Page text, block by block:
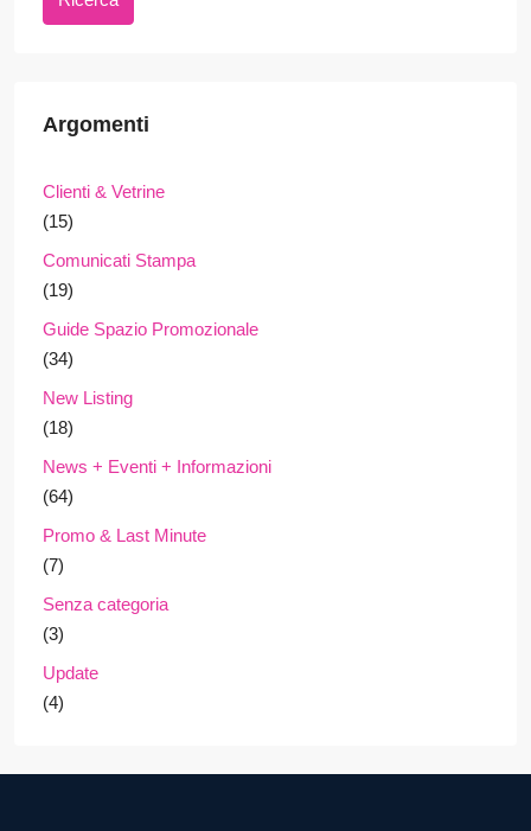
Argomenti
Clienti & Vetrine
(15)
Comunicati Stampa
(19)
Guide Spazio Promozionale
(34)
New Listing
(18)
News + Eventi + Informazioni
(64)
Promo & Last Minute
(7)
Senza categoria
(3)
Update
(4)